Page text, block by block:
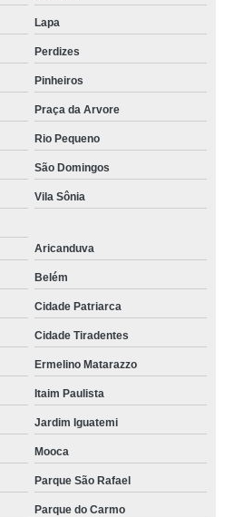
Lapa
Perdizes
Pinheiros
Praça da Arvore
Rio Pequeno
São Domingos
Vila Sônia
Aricanduva
Belém
Cidade Patriarca
Cidade Tiradentes
Ermelino Matarazzo
Itaim Paulista
Jardim Iguatemi
Mooca
Parque São Rafael
Parque do Carmo